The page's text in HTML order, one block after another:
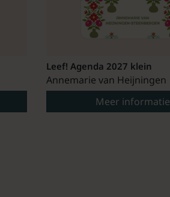
Leef! Agenda 2027 klein
Annemarie van Heijningen
Meer informatie